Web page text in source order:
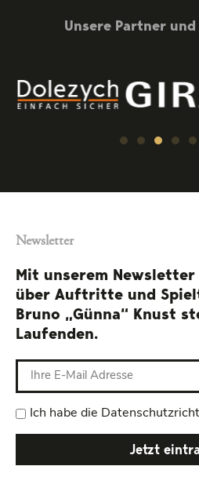
Unsere Partner
Newsletter
Mit unserem
über Auftritte und
Bruno „Günna“ Knust
Laufenden.
Ich habe die
Jetzt